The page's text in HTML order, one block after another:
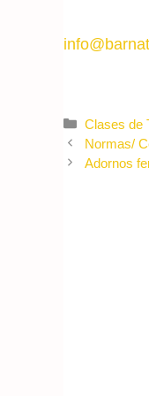
Categories
Clases de
Normas/
Adornos